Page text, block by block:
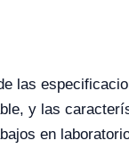
las
y las
en